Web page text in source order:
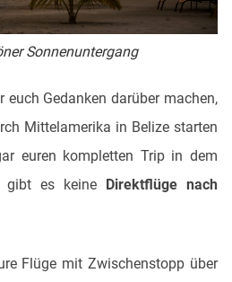
Sonnenuntergang
euch Gedanken darüber machen,
Mittelamerika in Belize starten
euren kompletten Trip in dem
gibt es keine Direktflüge nach
Flüge mit Zwischenstopp über